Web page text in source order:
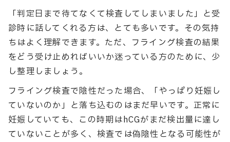
「判定日まで待てなくて検査してしまいました」と受
診時に話してくれる方は、とても多いです。その気持
ちはよく理解できます。ただ、フライング検査の結果
をどう受け止めればいいか迷っている方のために、少
し整理しましょう。
フライング検査で陰性だった場合、「やっぱり妊娠し
ていないのか」と落ち込むのはまだ早いです。正常に
妊娠していても、この時期はhCGがまだ検出量に達し
ていないことが多く、検査では偽陰性となる可能性が